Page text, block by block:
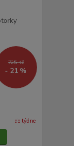
725 Kč
- 21 %
do týdne